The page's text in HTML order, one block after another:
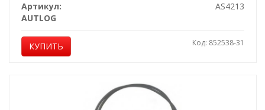
Артикул:
AS4213
AUTLOG
КУПИТЬ Код: 852538-31